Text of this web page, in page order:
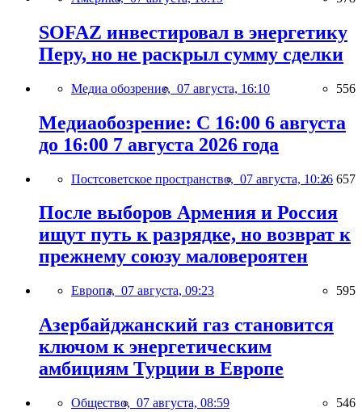
SOFAZ инвестировал в энергетику
Перу, но не раскрыл сумму сделки
Медиа обозрение, 07 августа, 16:10 556
Медиаобозрение: С 16:00 6 августа
до 16:00 7 августа 2026 года
Постсоветское пространство, 07 августа, 10:26 657
После выборов Армения и Россия
ищут путь к разрядке, но возврат к
прежнему союзу маловероятен
Европа, 07 августа, 09:23 595
Азербайджанский газ становится
ключом к энергетическим
амбициям Турции в Европе
Общество, 07 августа, 08:59 546